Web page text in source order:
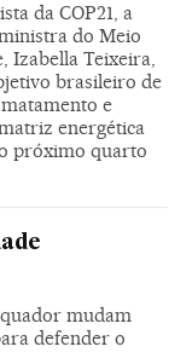
da COP21, a
do Meio
Izabella Teixeira,
brasileiro de
e
energética
próximo quarto
mudam
defender o